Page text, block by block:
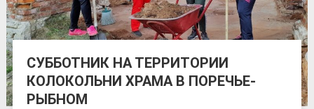
СУББОТНИК НА ТЕРРИТОРИИ
КОЛОКОЛЬНИ ХРАМА В ПОРЕЧЬЕ-
РЫБНОМ